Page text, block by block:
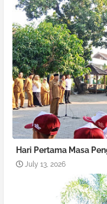
Hari Pertama Masa
July 13, 2026